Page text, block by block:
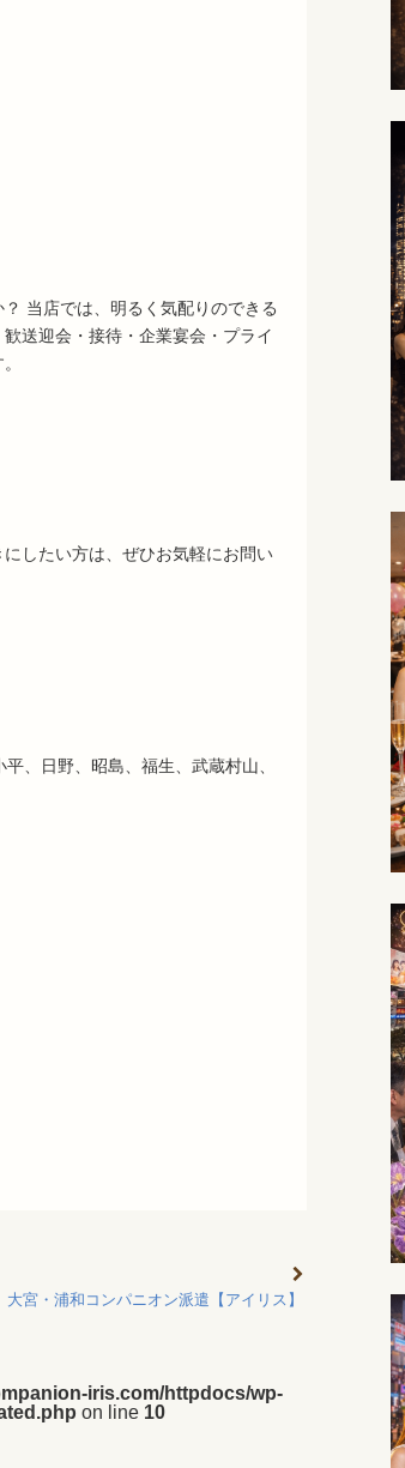
当店では、明るく気配りのできる
送迎会・接待・企業宴会・プライ
したい方は、ぜひお気軽にお問い
、日野、昭島、福生、武蔵村山、
大宮・浦和コンパニオン派遣【アイリス】
iris.com/httpdocs/wp-
on line 10